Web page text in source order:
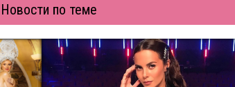
Новости по теме